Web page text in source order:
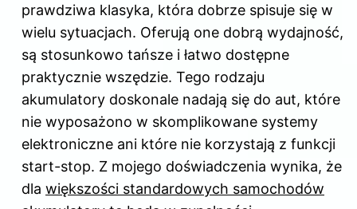
prawdziwa klasyka, która dobrze spisuje się w
wielu sytuacjach. Oferują one dobrą wydajność,
są stosunkowo tańsze i łatwo dostępne
praktycznie wszędzie. Tego rodzaju
akumulatory doskonale nadają się do aut, które
nie wyposażono w skomplikowane systemy
elektroniczne ani które nie korzystają z funkcji
start-stop. Z mojego doświadczenia wynika, że
dla większości standardowych samochodów